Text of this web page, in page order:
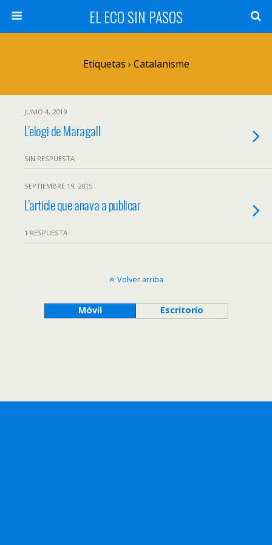
EL ECO SIN PASOS
Etiquetas › Catalanisme
JUNIO 4, 2019
L’elogi de Maragall
SIN RESPUESTA
SEPTIEMBRE 19, 2015
L’article que anava a publicar
1 RESPUESTA
Volver arriba
Móvil Escritorio